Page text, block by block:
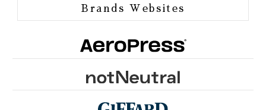
ORANG UTAN COFFEE
ONE of LOVE PROJECT
GROUNDS FOR HEALTH
FUN TO SHARE
Brands Websites